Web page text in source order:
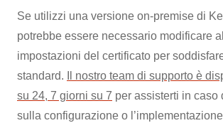
Se utilizzi una versione on-premise di
potrebbe essere necessario modificare
impostazioni del certificato per
standard.
Il nostro team di supporto è
su 24, 7 giorni su 7 per assisterti in caso
sulla configurazione o